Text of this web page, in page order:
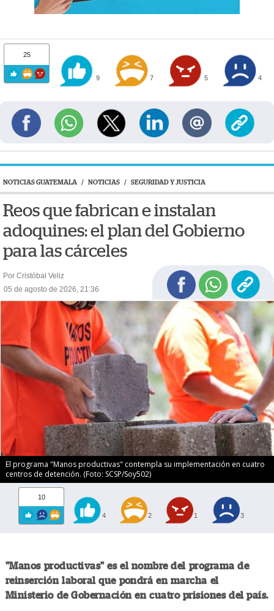
25
9 7 5 4
NOTICIAS GUATEMALA / NOTICIAS / SEGURIDAD Y JUSTICIA
Reos que fabrican e instalan
adoquines: el plan del Gobierno
para las cárceles
Por Cristóbal Veliz
05 de agosto de 2026, 21:36
El programa "Manos productivas" contempla su implementación en cuatro
centros de detención. (Foto: SCSP/Soy502)
10
4 2 1 3
"Manos productivas" es el nombre del programa de
reinserción laboral que pondrá en marcha el
Ministerio de Gobernación en cuatro prisiones del país.